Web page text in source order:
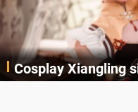
Cosplay Xiangling